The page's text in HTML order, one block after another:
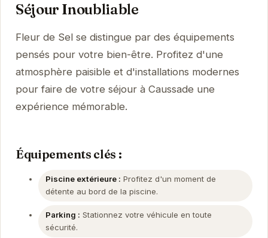
Séjour Inoubliable
Fleur de Sel se distingue par des équipements
pensés pour votre bien-être. Profitez d'une
atmosphère paisible et d'installations modernes
pour faire de votre séjour à Caussade une
expérience mémorable.
Équipements clés :
Piscine extérieure : Profitez d'un moment de
détente au bord de la piscine.
Parking : Stationnez votre véhicule en toute
sécurité.